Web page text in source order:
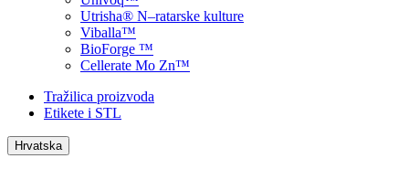
Utrisha® N–ratarske kulture
Viballa™
BioForge ™
Cellerate Mo Zn™
Tražilica proizvoda
Etikete i STL
Hrvatska